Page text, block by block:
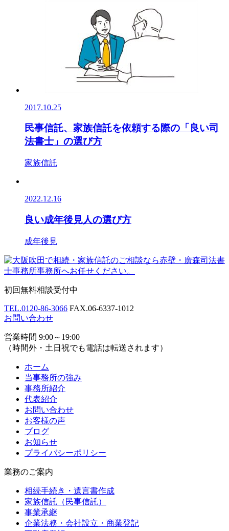
2017.10.25
民事信託、家族信託を依頼する際の「良い司
法書士」の選び方
家族信託
2022.12.16
良い成年後見人の選び方
成年後見
初回無料相談受付中
TEL.0120-86-3066 FAX.06-6337-1012
お問い合わせ
営業時間 9:00～19:00
（時間外・土日祝でも電話は転送されます）
ホーム
当事務所の強み
事務所紹介
代表紹介
お問い合わせ
お客様の声
ブログ
お知らせ
プライバシーポリシー
業務のご案内
相続手続き・遺言書作成
家族信託（民事信託）
事業承継
企業法務・会社設立・商業登記